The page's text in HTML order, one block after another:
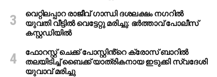
വെറ്റിലപ്പാറ രാജീവ് ഗാന്ധി ദശലക്ഷം നഗറിൽ
യുവതി വീട്ടിൽ വെട്ടേറ്റു മരിച്ചു: ഭർത്താവ് പോലീസ്
കസ്റ്റഡിയിൽ
ഫോറസ്റ്റ് ചെക്ക് പോസ്റ്റിൻ്റെ ക്രോസ് ബാറില്‍
തലയിടിച്ച് ബൈക്ക് യാത്രികനായ ഇടുക്കി സ്വദേശി
യുവാവ് മരിച്ചു